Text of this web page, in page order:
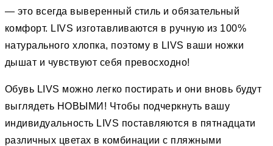
— это всегда выверенный стиль и обязательный
комфорт. LIVS изготавливаются в ручную из 100%
натурального хлопка, поэтому в LIVS ваши ножки
дышат и чувствуют себя превосходно!
Обувь LIVS можно легко постирать и они вновь будут
выглядеть НОВЫМИ! Чтобы подчеркнуть вашу
индивидуальность LIVS поставляются в пятнадцати
различных цветах в комбинации с пляжными